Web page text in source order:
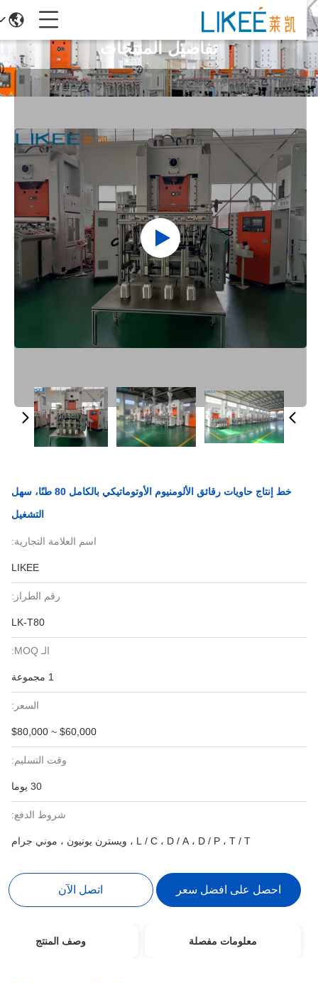
تفاصيل المنتجات
خط إنتاج حاويات رقائق الألومنيوم الأوتوماتيكي بالكامل 80 طنًا، سهل
التشغيل
اسم العلامة التجارية:
LIKEE
رقم الطراز:
LK-T80
الـ MOQ:
السعر:
$60,000 ~ $80,000
وقت التسليم:
30 يوما
شروط الدفع:
L / C ، D / A ، D / P ، T / T ، ويسترن يونيون ، موني جرام
احصل على افضل سعر اتصل الآن
معلومات مفصلة وصف المنتج